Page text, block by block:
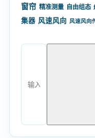
窗帘 精准测量 自由组态
集器 风速风向 风速风向